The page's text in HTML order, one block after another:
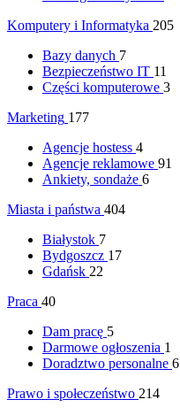
Komputery i Informatyka 205
Bazy danych 7
Bezpieczeństwo IT 11
Części komputerowe 3
Marketing 177
Agencje hostess 4
Agencje reklamowe 91
Ankiety, sondaże 6
Miasta i państwa 404
Białystok 7
Bydgoszcz 17
Gdańsk 22
Praca 40
Dam pracę 5
Darmowe ogłoszenia 1
Doradztwo personalne 6
Prawo i społeczeństwo 214